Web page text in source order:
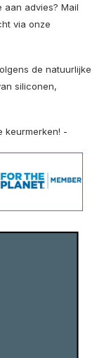
advies? Mail
via onze
de natuurlijke
siliconen,
keurmerken! -